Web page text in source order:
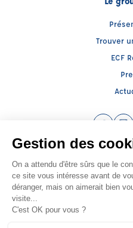
Trouver
ECF
Raison sociale : AUTO
SIREN: 789403292 - Numéro de TVA
Agrément
Siège social : 89, Cours Verdun ,